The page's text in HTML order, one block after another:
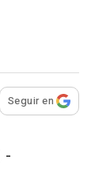
para
Seguir en
-